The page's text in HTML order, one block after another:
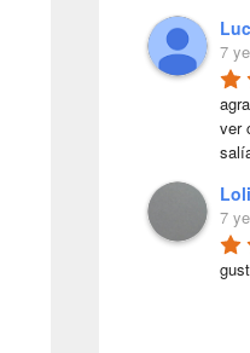
7
ver
7